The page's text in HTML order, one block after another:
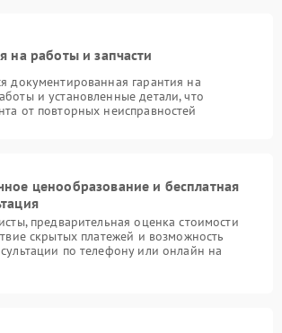
на работы и запчасти
документированная гарантия на
и установленные детали, что
от повторных неисправностей
ценообразование и бесплатная
предварительная оценка стоимости
скрытых платежей и возможность
по телефону или онлайн на